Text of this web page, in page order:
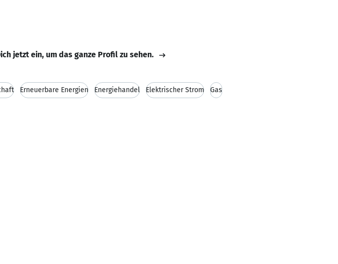
jetzt ein, um das ganze Profil zu sehen.
Erneuerbare Energien Energiehandel Elektrischer Strom Gas